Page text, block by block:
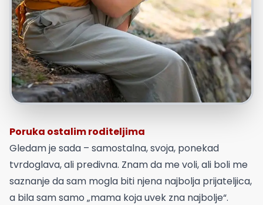
Poruka ostalim roditeljima
Gledam je sada – samostalna, svoja, ponekad
tvrdoglava, ali predivna. Znam da me voli, ali boli me
saznanje da sam mogla biti njena najbolja prijateljica,
a bila sam samo „mama koja uvek zna najbolje“.